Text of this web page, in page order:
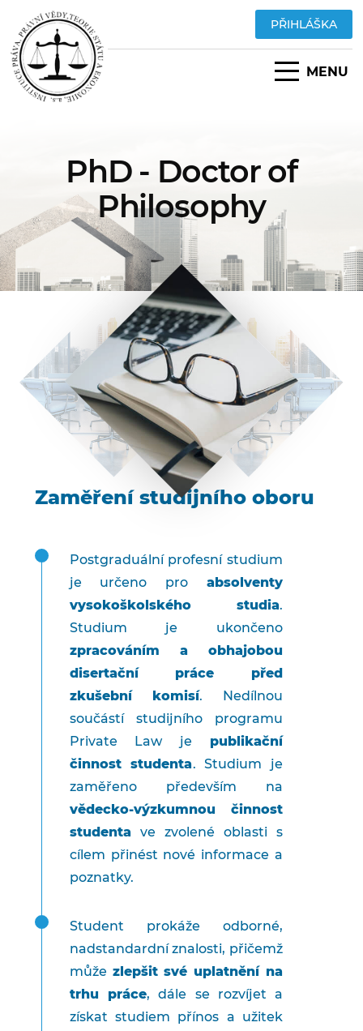
PŘIHLÁŠKA
MENU
PhD - Doctor of
Philosophy
Zaměření studijního oboru
Postgraduální profesní studium
je určeno pro absolventy
vysokoškolského studia.
Studium je ukončeno
zpracováním a obhajobou
disertační práce před
zkušební komisí. Nedílnou
součástí studijního programu
Private Law je publikační
činnost studenta. Studium je
zaměřeno především na
vědecko-výzkumnou činnost
studentave zvolené oblasti s
cílem přinést nové informace a
poznatky.
Student prokáže odborné,
nadstandardní znalosti, přičemž
může zlepšit své uplatnění na
trhu práce, dále se rozvíjet a
získat studiem přínos a užitek